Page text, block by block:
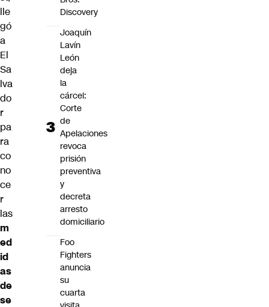
lle
gó
a
El
Sa
lva
do
r
pa
ra
co
no
ce
r
las
m
ed
id
as
de
se
Discovery
Joaquín
Lavín
León
deja
la
cárcel:
Corte
de
Apelaciones
revoca
prisión
preventiva
y
decreta
arresto
domiciliario
Foo
Fighters
anuncia
su
cuarta